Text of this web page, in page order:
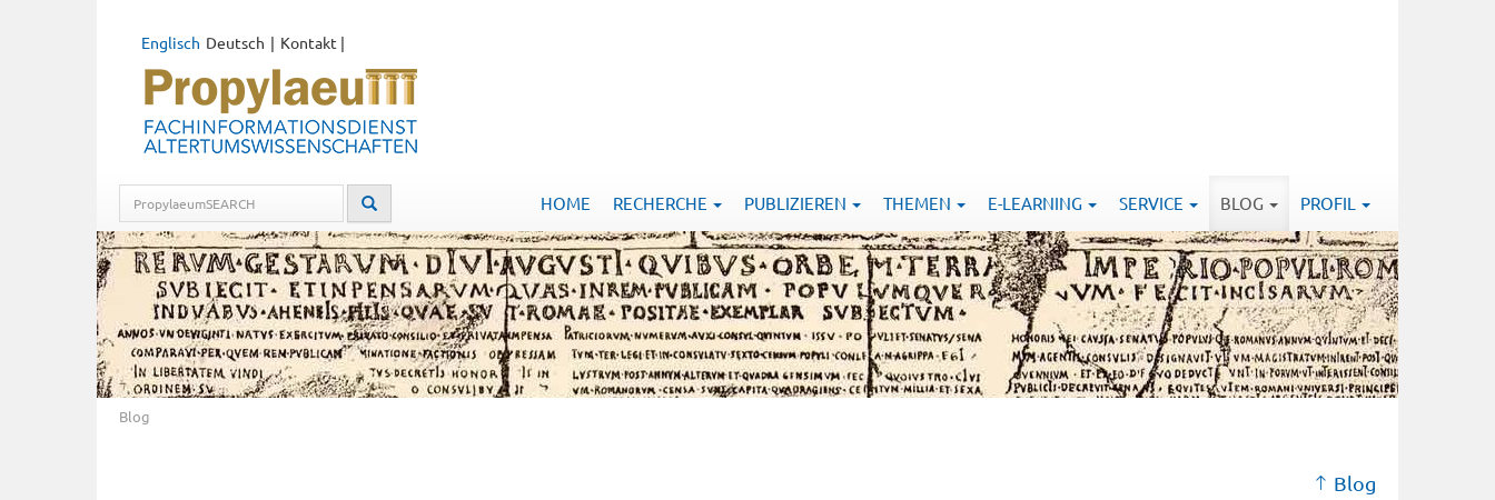
Deutsch
Englisch Kontakt |
HOME RECHERCHE PUBLIZIEREN THEMEN E-LEARNING SERVICE BLOG PROFIL
Blog
Blog